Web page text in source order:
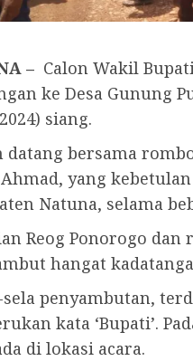
– Calon Wakil
ke Desa Gunung
siang.
datang bersama
yang
Natuna, selama
Reog Ponorogo
hangat
sela penyambutan,
kata ‘Bupati’.
di lokasi acara.